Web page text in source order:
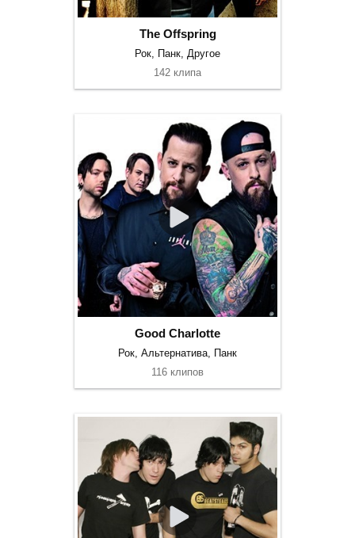
The Offspring
Рок, Панк, Другое
142 клипа
Good Charlotte
Рок, Альтернатива, Панк
116 клипов